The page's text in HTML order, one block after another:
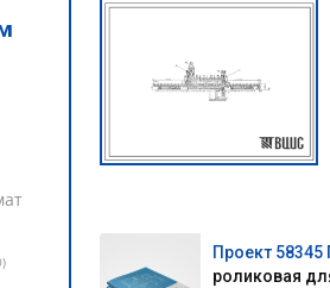
)
Проект 58345
роликовая